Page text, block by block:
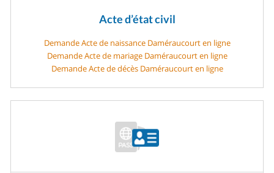
Acte d’état civil
Demande Acte de naissance Daméraucourt en ligne
Demande Acte de mariage Daméraucourt en ligne
Demande Acte de décès Daméraucourt en ligne